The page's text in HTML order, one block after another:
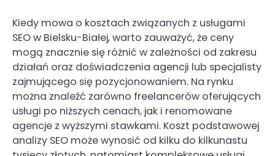
Kiedy mowa o kosztach związanych z usługami
SEO w Bielsku-Białej, warto zauważyć, że ceny
mogą znacznie się różnić w zależności od zakresu
działań oraz doświadczenia agencji lub specjalisty
zajmującego się pozycjonowaniem. Na rynku
można znaleźć zarówno freelancerów oferujących
usługi po niższych cenach, jak i renomowane
agencje z wyższymi stawkami. Koszt podstawowej
analizy SEO może wynosić od kilku do kilkunastu